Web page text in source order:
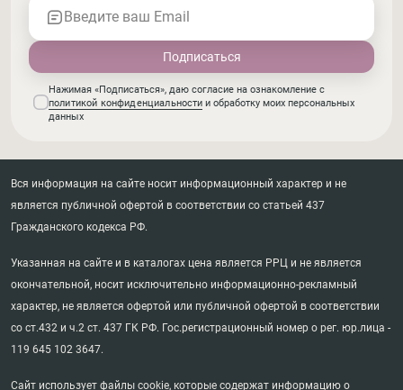
Введите ваш Email
Нажимая «Подписаться», даю согласие на ознакомление с
политикой конфиденциальности и обработку моих персональных
данных
Вся информация на сайте носит информационный характер и не
является публичной офертой в соответствии со статьей 437
Гражданского кодекса РФ.
Указанная на сайте и в каталогах цена является РРЦ и не является
окончательной, носит исключительно информационно-рекламный
характер, не является офертой или публичной офертой в соответствии
со ст.432 и ч.2 ст. 437 ГК РФ. Гос.регистрационный номер о рег. юр.лица -
119 645 102 3647.
Сайт использует файлы cookie, которые содержат информацию о